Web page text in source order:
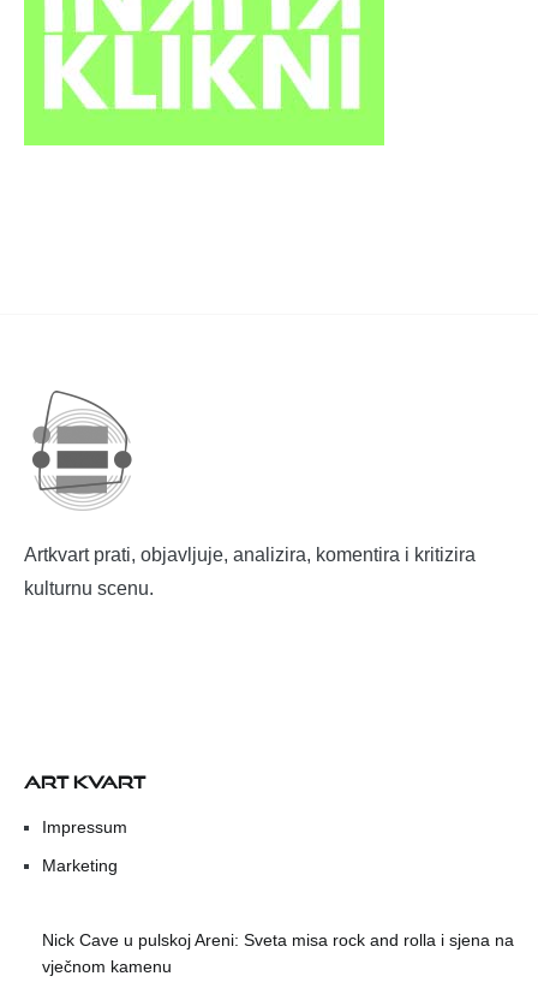
Artkvart prati, objavljuje, analizira, komentira i kritizira
kulturnu scenu.
ART KVART
Impressum
Marketing
Nick Cave u pulskoj Areni: Sveta misa rock and rolla i sjena na
vječnom kamenu